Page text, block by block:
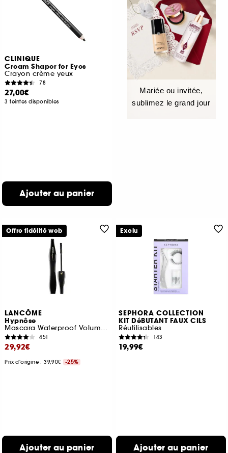
CLINIQUE
Cream Shaper for Eyes
Crayon crème yeux
78
27,00€
3 teintes disponibles
Ajouter au panier
Mariée ou invitée,
sublimez le grand jour
LANCÔME
Hypnôse
Mascara Waterproof Volume Sur Mesure
451
29,92€
Prix d'origine : 39,90€ -25%
Ajouter au panier
Offre fidélité web
SEPHORA COLLECTION
KIT DéBUTANT FAUX CILS
Réutilisables
143
19,99€
Ajouter au panier
Exclu